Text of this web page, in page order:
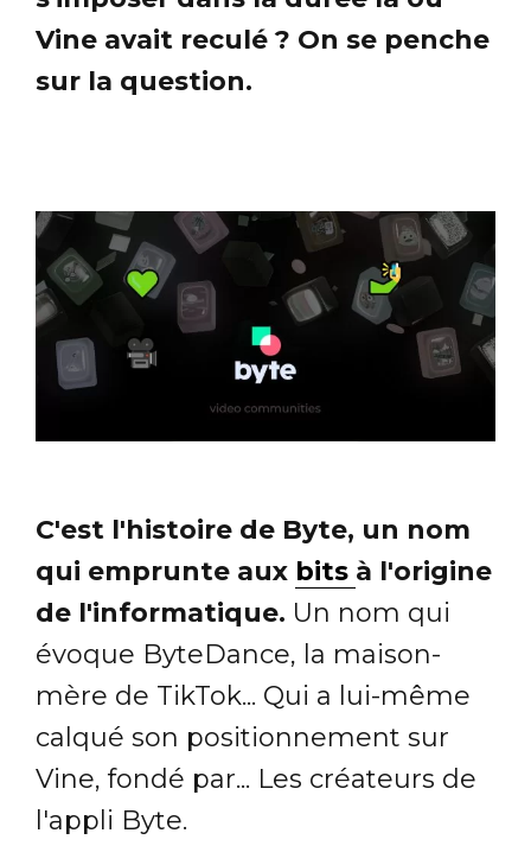
Vine avait reculé ? On se penche
sur la question.
C'est l'histoire de Byte, un nom
qui emprunte aux bits à l'origine
de l'informatique. Un nom qui
évoque ByteDance, la maison-
mère de TikTok... Qui a lui-même
calqué son positionnement sur
Vine, fondé par... Les créateurs de
l'appli Byte.